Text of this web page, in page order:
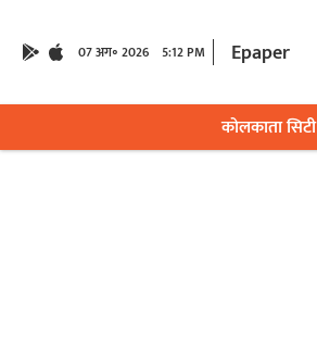
07 अग॰ 2026 5:12 PM Epaper
कोलकाता सिटी